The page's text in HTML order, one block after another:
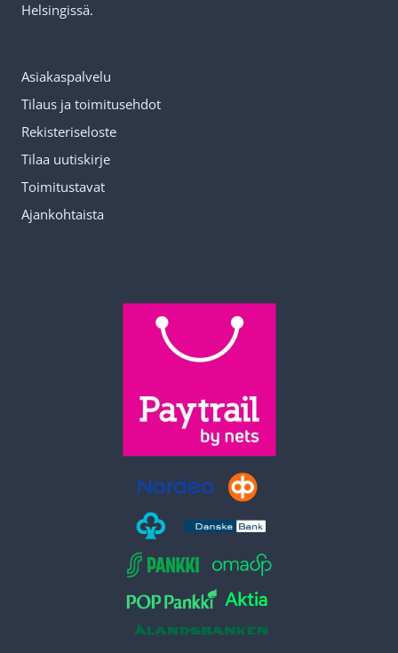
Helsingissä.
Asiakaspalvelu
Tilaus ja toimitusehdot
Rekisteriseloste
Tilaa uutiskirje
Toimitustavat
Ajankohtaista